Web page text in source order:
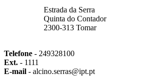
Estrada da Serra
Quinta do Contador
2300-313 Tomar
Telefone - 249328100
Ext. - 1111
E-mail - alcino.serras@ipt.pt